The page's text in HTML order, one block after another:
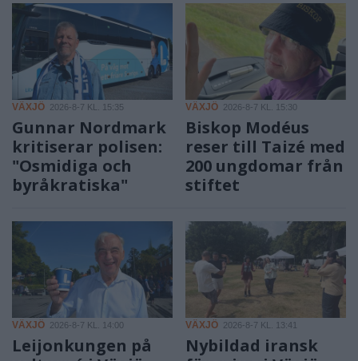
VÄXJÖ 2026-8-7 KL. 15:35
Gunnar Nordmark
kritiserar polisen:
"Osmidiga och
byråkratiska"
VÄXJÖ 2026-8-7 KL. 15:30
Biskop Modéus
reser till Taizé med
200 ungdomar från
stiftet
VÄXJÖ 2026-8-7 KL. 14:00
Leijonkungen på
VÄXJÖ 2026-8-7 KL. 13:41
Nybildad iransk